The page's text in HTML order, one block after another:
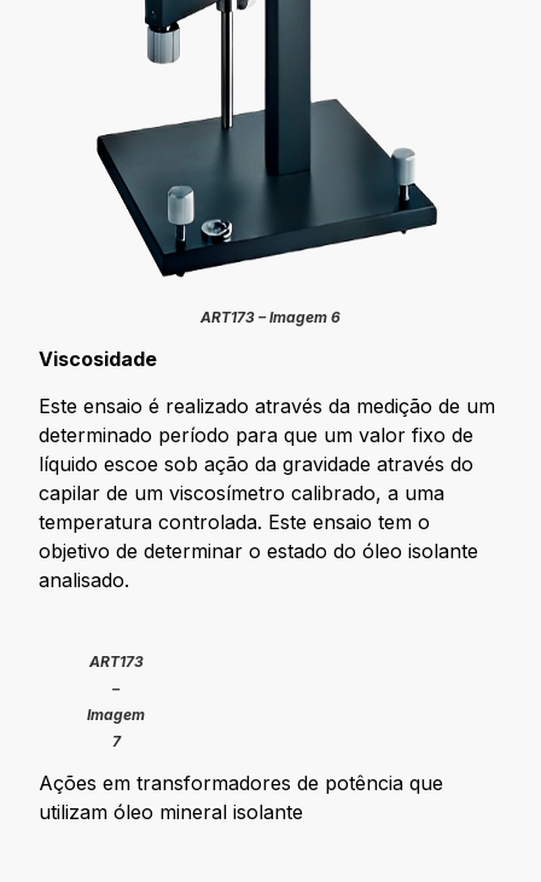
ART173 – Imagem 6
Viscosidade
Este ensaio é realizado através da medição de um
determinado período para que um valor fixo de
líquido escoe sob ação da gravidade através do
capilar de um viscosímetro calibrado, a uma
temperatura controlada. Este ensaio tem o
objetivo de determinar o estado do óleo isolante
analisado.
ART173
–
Imagem
7
Ações em transformadores de potência que
utilizam óleo mineral isolante